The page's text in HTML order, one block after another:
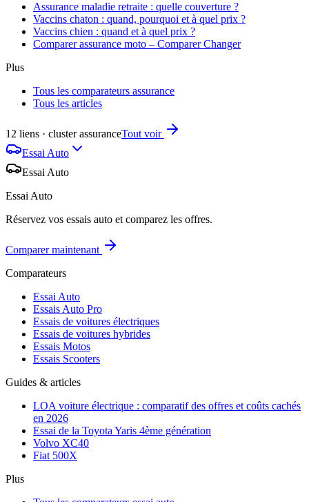
Assurance maladie retraite : quelle couverture ?
Vaccins chaton : quand, pourquoi et à quel prix ?
Vaccins chien : quand et à quel prix ?
Comparer assurance moto – Comparer Changer
Plus
Tous les comparateurs assurance
Tous les articles
12 liens · cluster assuranceTout voir
Essai Auto
Essai Auto
Essai Auto
Réservez vos essais auto et comparez les offres.
Comparer maintenant
Comparateurs
Essai Auto
Essais Auto Pro
Essais de voitures électriques
Essais de voitures hybrides
Essais Motos
Essais Scooters
Guides & articles
LOA voiture électrique : comparatif des offres et coûts cachés
en 2026
Essai de la Toyota Yaris 4ème génération
Volvo XC40
Fiat 500X
Plus